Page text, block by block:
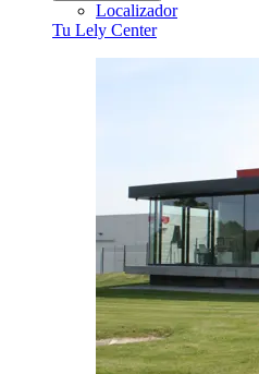
Localizador
Tu Lely Center